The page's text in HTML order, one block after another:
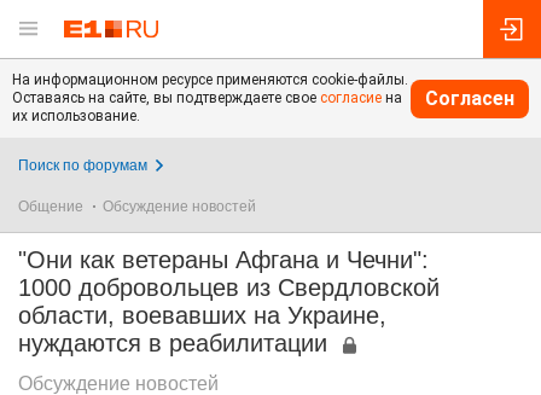
На информационном ресурсе применяются cookie-файлы.
Оставаясь на сайте, вы подтверждаете свое согласие на
их использование.
Согласен
Поиск по форумам
Общение Обсуждение новостей
"Они как ветераны Афгана и Чечни":
1000 добровольцев из Свердловской
области, воевавших на Украине,
нуждаются в реабилитации
Обсуждение новостей